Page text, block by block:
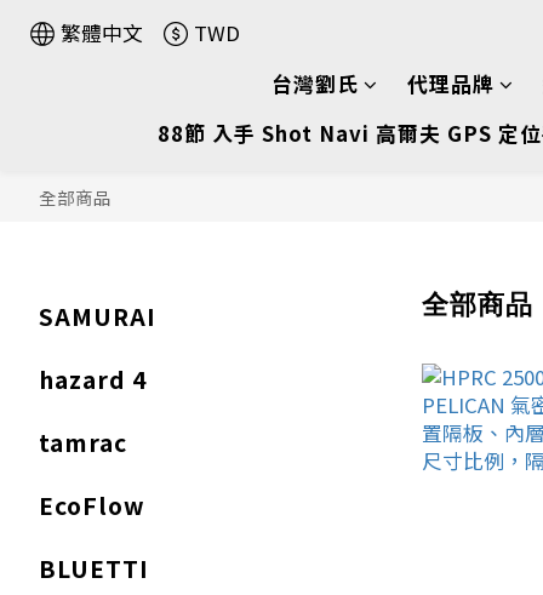
繁體中文 TWD
台灣劉氏
代理品牌
88節 入手 Shot Navi 高爾夫 GPS 定
全部商品
SAMURAI
hazard 4
tamrac
EcoFlow
BLUETTI
全部商品